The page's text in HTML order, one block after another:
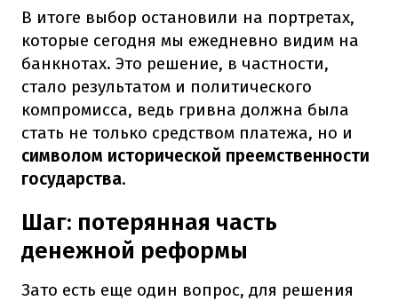
В итоге выбор остановили на портретах,
которые сегодня мы ежедневно видим на
банкнотах. Это решение, в частности,
стало результатом и политического
компромисса, ведь гривна должна была
стать не только средством платежа, но и
символом исторической преемственности
государства.
Шаг: потерянная часть
денежной реформы
Зато есть еще один вопрос, для решения